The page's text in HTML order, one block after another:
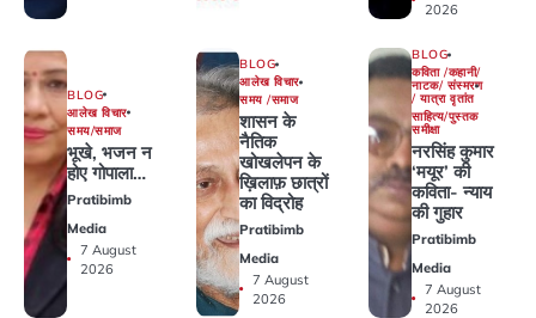
2026
BLOG
आलेख विचार
समय/समाज
भूखे, भजन न
होए गोपाला…
Pratibimb
Media
7 August
2026
BLOG
आलेख विचार
समय /समाज
शासन के
नैतिक
खोखलेपन के
ख़िलाफ़ छात्रों
का विद्रोह
Pratibimb
Media
7 August
2026
BLOG
कविता /कहानी/
नाटक/ संस्मरण
/ यात्रा वृतांत
साहित्य/पुस्तक
समीक्षा
नरसिंह कुमार
‘मयूर’ की
कविता- न्याय
की गुहार
Pratibimb
Media
7 August
2026